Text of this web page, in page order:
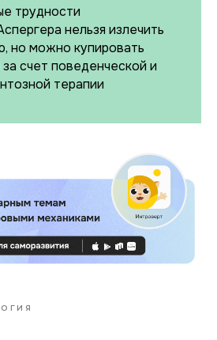
трудности
нельзя излечить
но можно купировать
счет поведенческой и
терапии